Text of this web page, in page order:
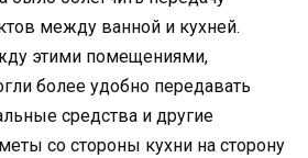
между ванной и кухней.
этими помещениями,
более удобно передавать
средства и другие
со стороны кухни на сторону